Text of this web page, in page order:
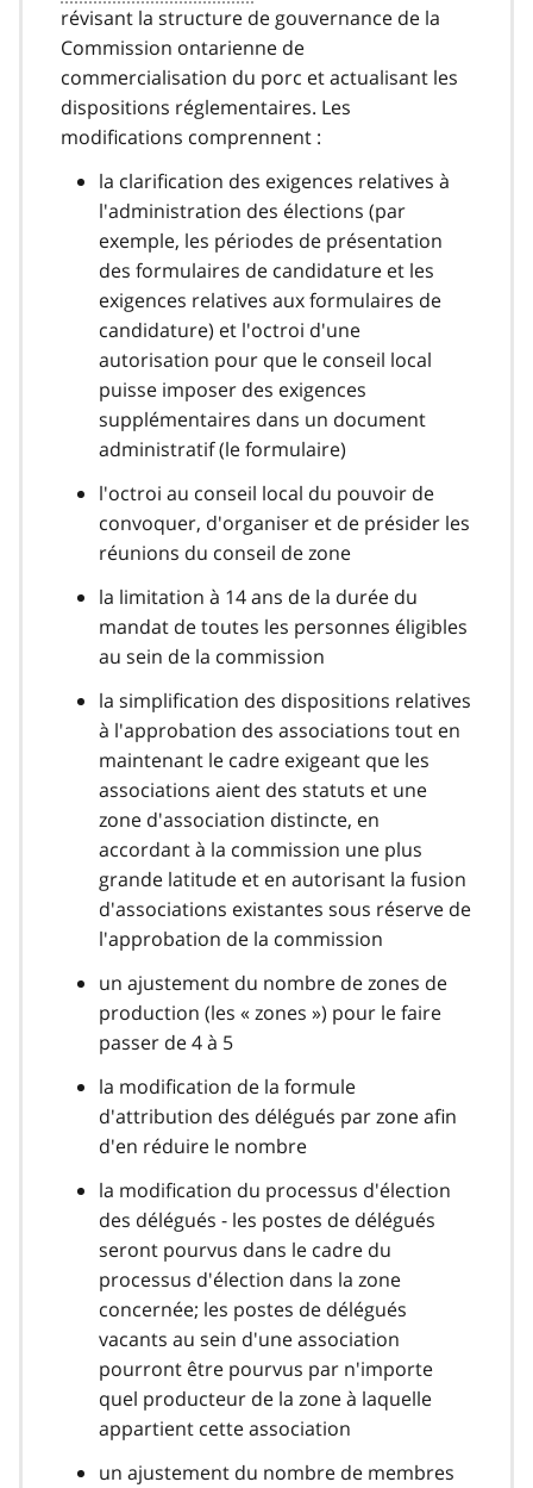
révisant la structure de gouvernance de la
Commission ontarienne de
commercialisation du porc et actualisant les
dispositions réglementaires. Les
modifications comprennent :
la clarification des exigences relatives à
l'administration des élections (par
exemple, les périodes de présentation
des formulaires de candidature et les
exigences relatives aux formulaires de
candidature) et l'octroi d'une
autorisation pour que le conseil local
puisse imposer des exigences
supplémentaires dans un document
administratif (le formulaire)
l'octroi au conseil local du pouvoir de
convoquer, d'organiser et de présider les
réunions du conseil de zone
la limitation à 14 ans de la durée du
mandat de toutes les personnes éligibles
au sein de la commission
la simplification des dispositions relatives
à l'approbation des associations tout en
maintenant le cadre exigeant que les
associations aient des statuts et une
zone d'association distincte, en
accordant à la commission une plus
grande latitude et en autorisant la fusion
d'associations existantes sous réserve de
l'approbation de la commission
un ajustement du nombre de zones de
production (les « zones ») pour le faire
passer de 4 à 5
la modification de la formule
d'attribution des délégués par zone afin
d'en réduire le nombre
la modification du processus d'élection
des délégués - les postes de délégués
seront pourvus dans le cadre du
processus d'élection dans la zone
concernée; les postes de délégués
vacants au sein d'une association
pourront être pourvus par n'importe
quel producteur de la zone à laquelle
appartient cette association
un ajustement du nombre de membres